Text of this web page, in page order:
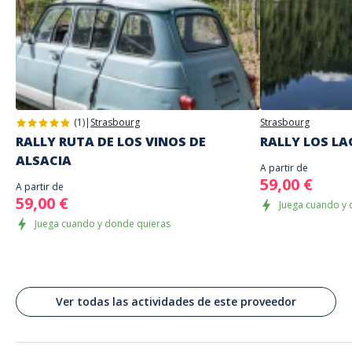
Información adicional
Juego propuesto en autonomía el día y a la hora de su elección
El lugar de inicio se especificará con las instrucciones de juego que se le
envíen
No introduzca sus datos de acceso hasta que esté listo para comenzar,
ya que el juego comenzará
Lenguas habladas
Inglés, Francés
Dirección
Place Gutenberg, Strassburg, Frankreich
Strasbourg
(1)| Strasbourg
RALLY RUTA DE LOS VINOS DE
ALSACIA
A partir de
59,00 €
Juega cuando y donde quieras
Strasbourg
RALLY LOS
A partir de
59,00 €
Juega cuando
Ver todas las actividades de este proveedor